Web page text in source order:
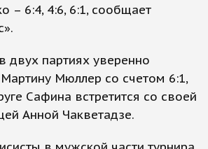
– 6:4, 4:6, 6:1, сообщает
двух партиях уверенно
Мюллер со счетом 6:1,
Сафина встретится со своей
Анной Чакветадзе.